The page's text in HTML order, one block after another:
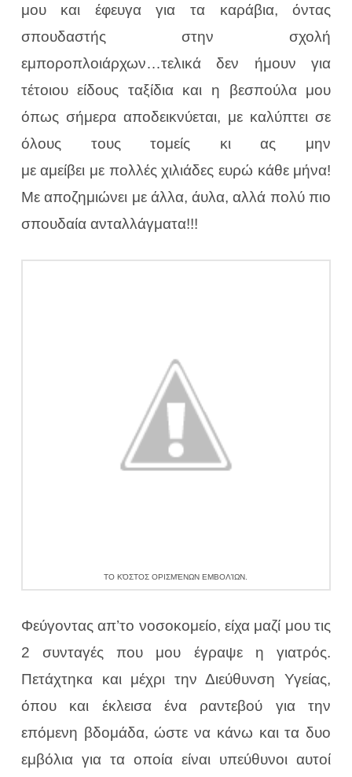
μου και έφευγα για τα καράβια, όντας
σπουδαστής στην σχολή
εμποροπλοιάρχων…τελικά δεν ήμουν για
τέτοιου είδους ταξίδια και η βεσπούλα μου
όπως σήμερα αποδεικνύεται, με καλύπτει σε
όλους τους τομείς κι ας μην
με αμείβει με πολλές χιλιάδες ευρώ κάθε μήνα!
Με αποζημιώνει με άλλα, άυλα, αλλά πολύ πιο
σπουδαία ανταλλάγματα!!!
ΤΟ ΚΌΣΤΟΣ ΟΡΙΣΜΈΝΩΝ ΕΜΒΟΛΊΩΝ.
Φεύγοντας απ’το νοσοκομείο, είχα μαζί μου τις
2 συνταγές που μου έγραψε η γιατρός.
Πετάχτηκα και μέχρι την Διεύθυνση Υγείας,
όπου και έκλεισα ένα ραντεβού για την
επόμενη βδομάδα, ώστε να κάνω και τα δυο
εμβόλια για τα οποία είναι υπεύθυνοι αυτοί